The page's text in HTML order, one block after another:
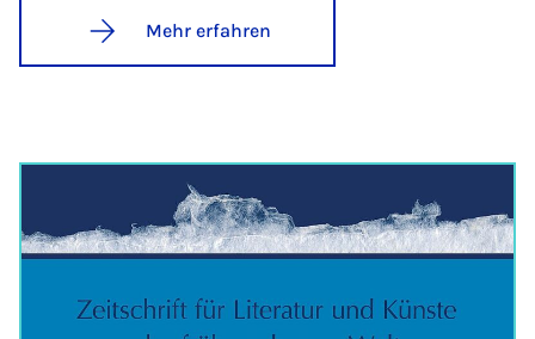
Mehr erfahren